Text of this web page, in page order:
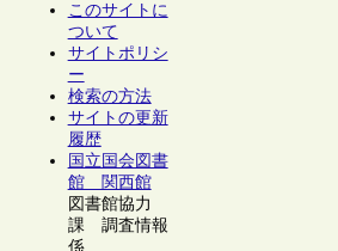
このサイトに
ついて
サイトポリシ
ー
検索の方法
サイトの更新
履歴
国立国会図書
館 関西館
図書館協力
課 調査情報
係